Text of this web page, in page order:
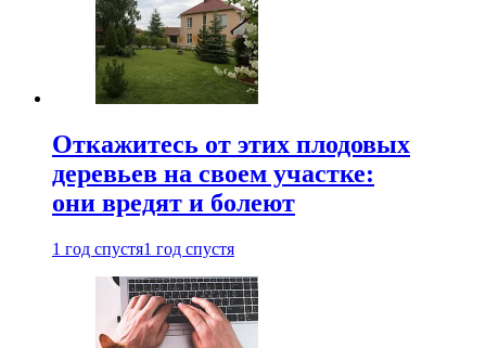
Откажитесь от этих плодовых
деревьев на своем участке:
они вредят и болеют
1 год спустя1 год спустя